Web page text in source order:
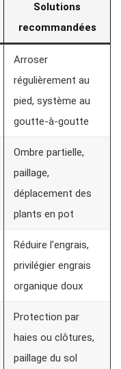
Solutions
recommandées
Arroser
régulièrement au
pied, système au
goutte-à-goutte
Ombre partielle,
paillage,
déplacement des
plants en pot
Réduire l’engrais,
privilégier engrais
organique doux
Protection par
haies ou clôtures,
paillage du sol